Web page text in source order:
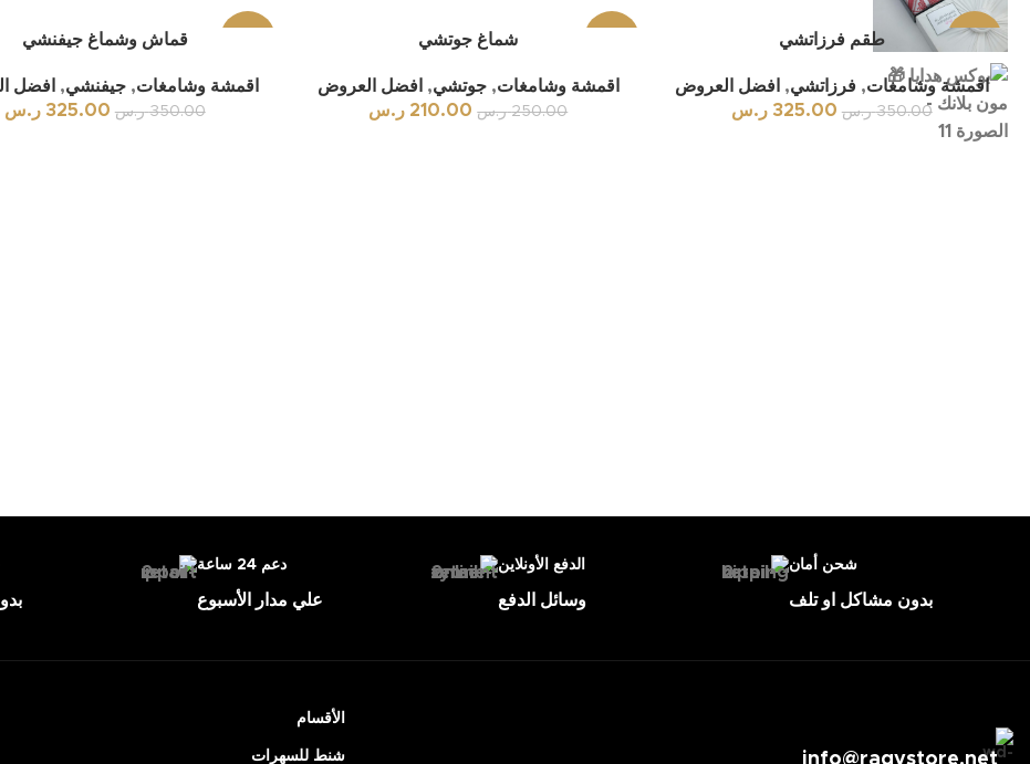
-7% طقم فرزاتشي
اقمشة وشامغات,فرزاتشي, افضل العروض
350.00 ر.س 325.00 ر.س
شماغ جوتشي
اقمشة وشامغات,جوتشي, افضل العروض
250.00 ر.س 210.00 ر.س
قماش وشماغ جيفنشي
اقمشة وشامغات, جيفنشي, افضل
350.00 ر.س 325.00 ر.س
شحن أمان
بدون مشاكل او تلف
الدفع الأونلاين
وسائل الدفع
دعم 24 ساعة
علي مدار الأسبوع
info@raqystore.net
الأقسام
شنط للسهرات